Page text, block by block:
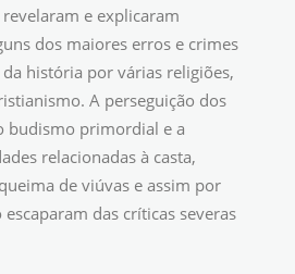
e explicaram
dos maiores erros e crimes
história por várias religiões,
A perseguição dos
budismo primordial e a
relacionadas à casta,
de viúvas e assim por
das críticas severas